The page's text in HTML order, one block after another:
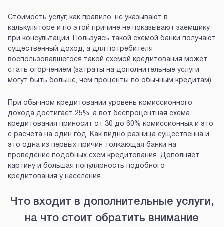
Стоимость услуг, как правило, не указывают в
калькуляторе и по этой причине не показывают заемщику
при консультации. Пользуясь такой схемой банки получают
существенный доход, а для потребителя
воспользовавшегося такой схемой кредитования может
стать огорчением (затраты на дополнительные услуги
могут быть больше, чем проценты по обычным кредитам).
При обычном кредитовании уровень комиссионного
дохода достигает 25%, а вот беспроцентная схема
кредитования приносит от 30 до 60% комиссионных и это
с расчета на один год. Как видно разница существенна и
это одна из первых причин толкающая банки на
проведение подобных схем кредитования. Дополняет
картину и большая популярность подобного
кредитования у населения.
Что входит в дополнительные услуги,
на что стоит обратить внимание